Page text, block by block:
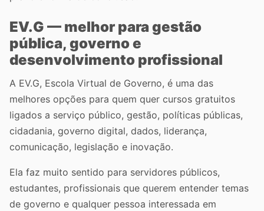
EV.G — melhor para gestão
pública, governo e
desenvolvimento profissional
A EV.G, Escola Virtual de Governo, é uma das
melhores opções para quem quer cursos gratuitos
ligados a serviço público, gestão, políticas públicas,
cidadania, governo digital, dados, liderança,
comunicação, legislação e inovação.
Ela faz muito sentido para servidores públicos,
estudantes, profissionais que querem entender temas
de governo e qualquer pessoa interessada em